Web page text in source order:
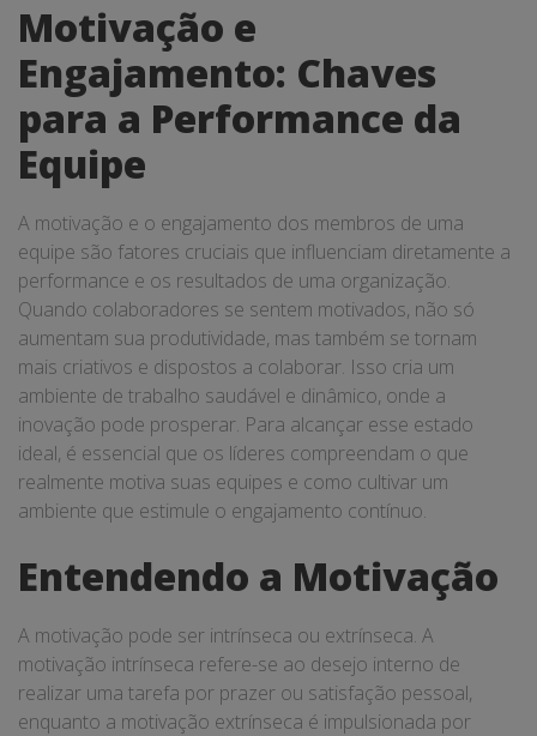
Motivação e
Engajamento: Chaves
para a Performance da
Equipe
A motivação e o engajamento dos membros de uma
equipe são fatores cruciais que influenciam diretamente a
performance e os resultados de uma organização.
Quando colaboradores se sentem motivados, não só
aumentam sua produtividade, mas também se tornam
mais criativos e dispostos a colaborar. Isso cria um
ambiente de trabalho saudável e dinâmico, onde a
inovação pode prosperar. Para alcançar esse estado
ideal, é essencial que os líderes compreendam o que
realmente motiva suas equipes e como cultivar um
ambiente que estimule o engajamento contínuo.
Entendendo a Motivação
A motivação pode ser intrínseca ou extrínseca. A
motivação intrínseca refere-se ao desejo interno de
realizar uma tarefa por prazer ou satisfação pessoal,
enquanto a motivação extrínseca é impulsionada por